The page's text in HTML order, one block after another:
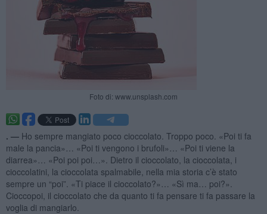
Foto di: www.unsplash.com
. — Ho sempre mangiato poco cioccolato. Troppo poco. «Poi ti fa
male la pancia»… «Poi ti vengono i brufoli»… «Poi ti viene la
diarrea»… «Poi poi poi…». Dietro il cioccolato, la cioccolata, i
cioccolatini, la cioccolata spalmabile, nella mia storia c’è stato
sempre un “poi”. «Ti piace il cioccolato?»… «Sì ma… poi?».
Cioccopoi, il cioccolato che da quanto ti fa pensare ti fa passare la
voglia di mangiarlo.